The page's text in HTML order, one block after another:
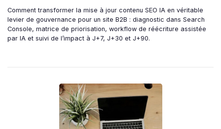
Comment transformer la mise à jour contenu SEO IA en véritable
levier de gouvernance pour un site B2B : diagnostic dans Search
Console, matrice de priorisation, workflow de réécriture assistée
par IA et suivi de l’impact à J+7, J+30 et J+90.